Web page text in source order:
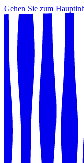
Gehen Sie zum